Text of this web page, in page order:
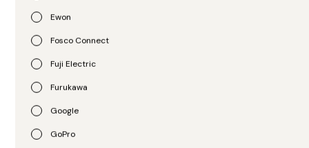
Ewon
Fosco Connect
Fuji Electric
Furukawa
Google
GoPro
UPS para Rack
SRT96RMBP
10.338,00